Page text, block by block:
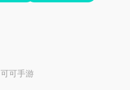
可可手游